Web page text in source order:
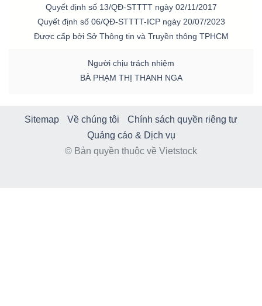
Quyết định số 13/QĐ-STTTT ngày 02/11/2017
Quyết định số 06/QĐ-STTTT-ICP ngày 20/07/2023
Được cấp bởi Sở Thông tin và Truyền thông TPHCM
Người chịu trách nhiệm
BÀ PHẠM THỊ THANH NGA
Sitemap Về chúng tôi
Chính sách quyền riêng tư
Quảng cáo & Dịch vụ
© Bản quyền thuộc về Vietstock